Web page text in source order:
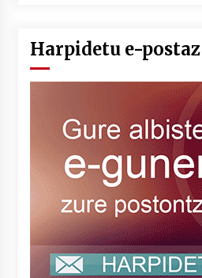
Harpidetu e-postaz